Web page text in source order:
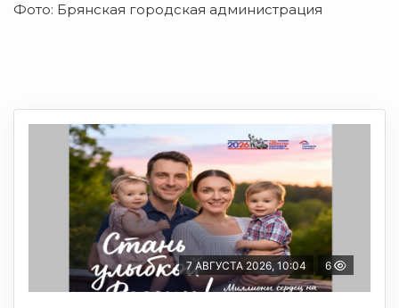
Фото: Брянская городская администрация
7 АВГУСТА 2026, 10:04 6